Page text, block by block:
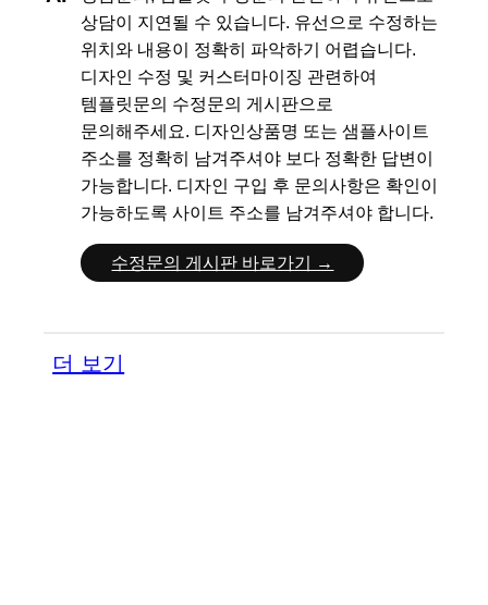
상담이 지연될 수 있습니다. 유선으로 수정하는
위치와 내용이 정확히 파악하기 어렵습니다.
디자인 수정 및 커스터마이징 관련하여
템플릿문의 수정문의 게시판으로
문의해주세요. 디자인상품명 또는 샘플사이트
주소를 정확히 남겨주셔야 보다 정확한 답변이
가능합니다. 디자인 구입 후 문의사항은 확인이
가능하도록 사이트 주소를 남겨주셔야 합니다.
수정문의 게시판 바로가기 →
더 보기